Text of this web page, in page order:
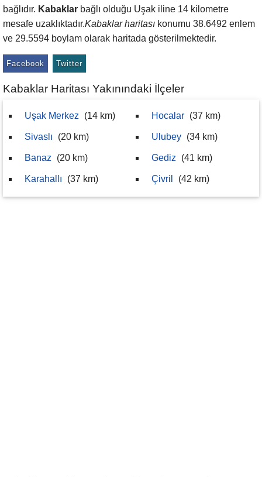
bağlıdır. Kabaklar bağlı olduğu Uşak iline 14 kilometre
mesafe uzaklıktadır.Kabaklar haritası konumu 38.6492 enlem
ve 29.5594 boylam olarak haritada gösterilmektedir.
Facebook Twitter
Kabaklar Haritası Yakınındaki İlçeler
Uşak Merkez (14 km)
Sivaslı (20 km)
Banaz (20 km)
Karahallı (37 km)
Hocalar (37 km)
Ulubey (34 km)
Gediz (41 km)
Çivril (42 km)